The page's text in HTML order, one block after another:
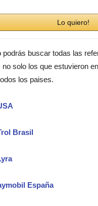
Lo quiero!
podrás buscar todas las
no solo los que estuvieron
los paises.
Brasil
España